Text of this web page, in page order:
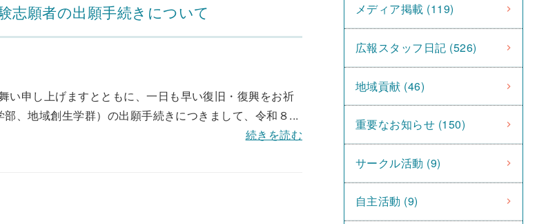
志願者の出願手続きについて
い申し上げますとともに、一日も早い復旧・復興をお祈
、地域創生学群）の出願手続きにつきまして、令和８...
続きを読む
メディア掲載 (119)
広報スタッフ日記 (526)
地域貢献 (46)
重要なお知らせ (150)
サークル活動 (9)
自主活動 (9)